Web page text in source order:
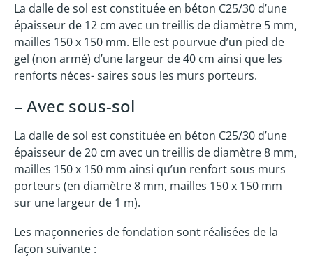
La dalle de sol est constituée en béton C25/30 d’une
épaisseur de 12 cm avec un treillis de diamètre 5 mm,
mailles 150 x 150 mm. Elle est pourvue d’un pied de
gel (non armé) d’une largeur de 40 cm ainsi que les
renforts néces- saires sous les murs porteurs.
– Avec sous-sol
La dalle de sol est constituée en béton C25/30 d’une
épaisseur de 20 cm avec un treillis de diamètre 8 mm,
mailles 150 x 150 mm ainsi qu’un renfort sous murs
porteurs (en diamètre 8 mm, mailles 150 x 150 mm
sur une largeur de 1 m).
Les maçonneries de fondation sont réalisées de la
façon suivante :